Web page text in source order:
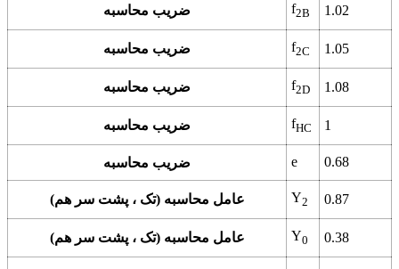
ضریب محاسبه f2B 1.02
ضریب محاسبه f2C 1.05
ضریب محاسبه f2D 1.08
ضریب محاسبه fHC 1
ضریب محاسبه e 0.68
عامل محاسبه (تک ، پشت سر هم) Y2 0.87
عامل محاسبه (تک ، پشت سر هم) Y0 0.38